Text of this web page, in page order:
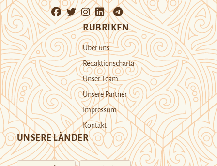
RUBRIKEN
Über uns
Redaktionscharta
Unser Team
Unsere Partner
Impressum
Kontakt
UNSERE LÄNDER